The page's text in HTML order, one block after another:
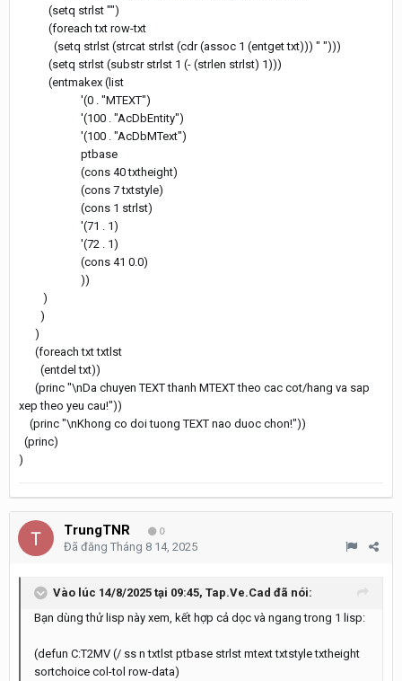
(setq strlst "")
(foreach txt row-txt
(setq strlst (strcat strlst (cdr (assoc 1 (entget txt))) " ")))
(setq strlst (substr strlst 1 (- (strlen strlst) 1)))
(entmakex (list
'(0 . "MTEXT")
'(100 . "AcDbEntity")
'(100 . "AcDbMText")
ptbase
(cons 40 txtheight)
(cons 7 txtstyle)
(cons 1 strlst)
'(71 . 1)
'(72 . 1)
(cons 41 0.0)
))
)
)
)
(foreach txt txtlst
(entdel txt))
(princ "\nDa chuyen TEXT thanh MTEXT theo cac cot/hang va sap
xep theo yeu cau!"))
(princ "\nKhong co doi tuong TEXT nao duoc chon!"))
(princ)
)
TrungTNR 0
Đã đăng Tháng 8 14, 2025
Vào lúc 14/8/2025 tại 09:45, Tap.Ve.Cad đã nói:
Bạn dùng thử lisp này xem, kết hợp cả dọc và ngang trong 1 lisp:
(defun C:T2MV (/ ss n txtlst ptbase strlst mtext txtstyle txtheight
sortchoice col-tol row-data)